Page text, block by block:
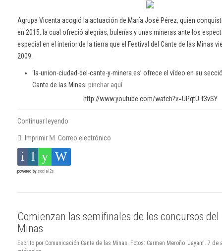
Agrupa Vicenta acogió la actuación de María José Pérez, quien
en 2015, la cual ofreció alegrías, bulerías y unas mineras ante los
especial en el interior de la tierra que el Festival del Cante de las Minas
2009.
‘la-union-ciudad-del-cante-y-minera.es’ ofrece el vídeo en su
Cante de las Minas: pinchar aquí
http://www.youtube.com/watch?v=UPqtU-f3vSY
Continuar leyendo
Imprimir Correo electrónico
powered by social2s
Comienzan las semifinales de los concursos del
Minas
Escrito por Comunicación Cante de las Minas. Fotos: Carmen Meroño 'Jayam'. 7 de